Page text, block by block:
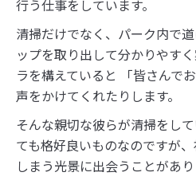
行う仕事をしています。
清掃だけでなく、パーク内で
ップを取り出して分かりやす
ラを構えていると 「皆さんで
声をかけてくれたりします。
そんな親切な彼らが清掃をし
ても格好良いものなのですが
しまう光景に出会うことがあり